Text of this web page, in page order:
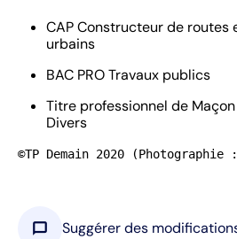
CAP Constructeur de routes
urbains
BAC PRO Travaux publics
Titre professionnel de
Divers
©TP Demain 2020 (Photographie :
chat_bubble Suggérer des